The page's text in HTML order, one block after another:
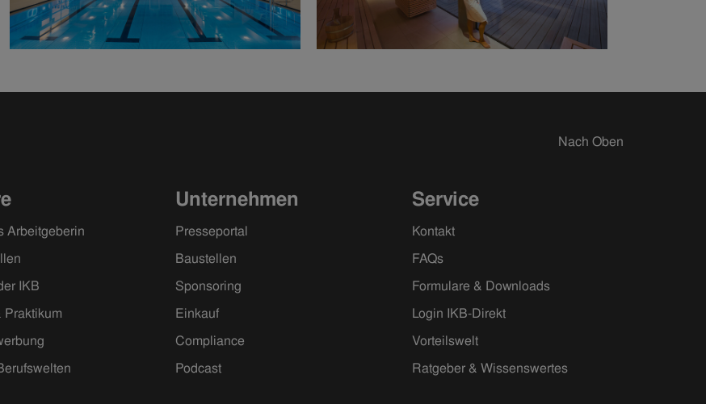
Nach Oben
Arbeitgeberin
IKB
Praktikum
Unternehmen
Presseportal
Baustellen
Sponsoring
Einkauf
Compliance
Podcast
Service
Kontakt
FAQs
Formulare & Downloads
Login IKB-Direkt
Vorteilswelt
Ratgeber & Wissenswertes